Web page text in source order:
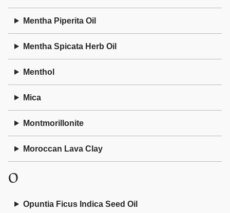
Mentha Piperita Oil
Mentha Spicata Herb Oil
Menthol
Mica
Montmorillonite
Moroccan Lava Clay
O
Opuntia Ficus Indica Seed Oil